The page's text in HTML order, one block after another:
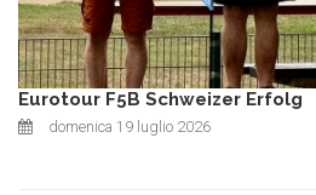
Eurotour F5B Schweizer Erfolg
domenica 19 luglio 2026